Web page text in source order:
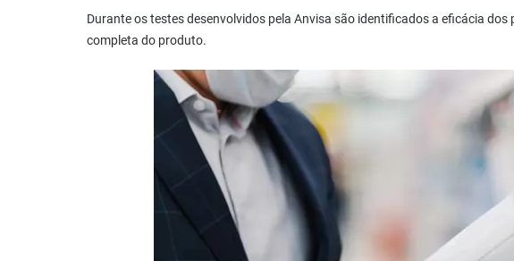
Durante os testes desenvolvidos pela Anvisa são identificados a eficácia
completa do produto.